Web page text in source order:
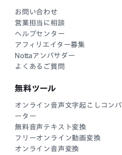
お問い合わせ
営業担当に相談
ヘルプセンター
アフィリエイター募集
Nottaアンバサダー
よくあるご質問
無料ツール
オンライン音声文字起こしコンバ
ーター
無料音声テキスト変換
フリーオンライン動画変換
オンライン音声変換